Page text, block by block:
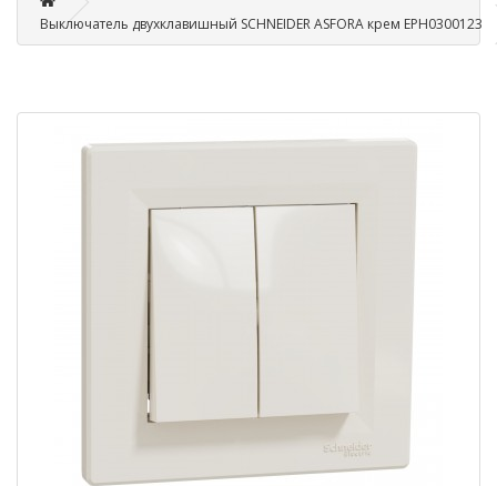
Выключатель двухклавишный SCHNEIDER ASFORA крем EPH0300123